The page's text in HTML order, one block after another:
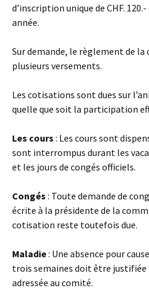
d’inscription unique de CHF.
année.
Sur demande, le règlement de
plusieurs versements.
Les cotisations sont dues sur
quelle que soit la participation
Les cours : Les cours sont
sont interrompus durant les
et les jours de congés officiels.
Congés : Toute demande de
écrite à la présidente de la
cotisation reste toutefois due.
Maladie: Une absence pour
trois semaines doit être
adressée au comité.